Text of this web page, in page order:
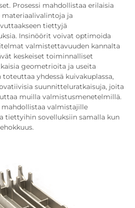
Prosessi mahdollistaa erilaisia
ja
tiettyjä
Insinöörit voivat optimoida
valmistettavuuden kannalta
keskeiset toiminnalliset
geometrioita ja useita
yhdessä kuivakuplassa,
suunnitteluratkaisuja, joita
muilla valmistusmenetelmillä.
valmistajille
tiettyihin sovelluksiin samalla kun